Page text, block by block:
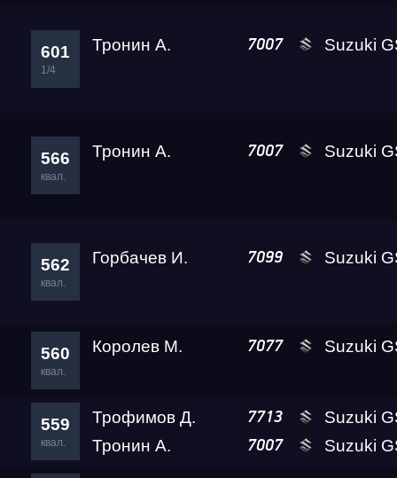
601
1/4
Тронин А. 7007 Suzuki GSX-
566
квал.
Тронин А. 7007 Suzuki GSX-
562
квал.
Горбачев И. 7099 Suzuki GSX-
560
квал.
Королев М. 7077 Suzuki GSX-
559
квал.
Трофимов Д. 7713
Suzuki GSX-
Тронин А.
7007 Suzuki GSX-